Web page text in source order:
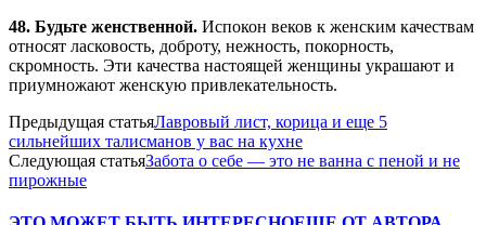
48. Будьте женственной. Испокон веков к женским качествам
относят ласковость, доброту, нежность, покорность,
скромность. Эти качества настоящей женщины украшают и
приумножают женскую привлекательность.
Предыдущая статьяЛавровый лист, корица и еще 5
сильнейших талисманов у вас на кухне
Следующая статьяЗабота о себе — это не ванна с пеной и не
пирожные